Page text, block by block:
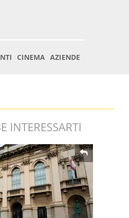
INTERESSARTI